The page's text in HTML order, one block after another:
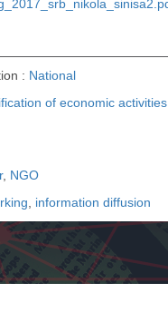
: National
of economic activities,
, NGO
information diffusion